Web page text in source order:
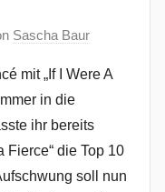
Sascha Baur
mit „If I Were A
in die
ihr bereits
die Top 10
soll nun